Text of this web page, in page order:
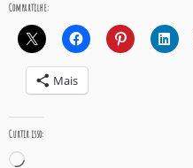
Compartilhe:
Mais
Curtir isso:
Carregando...